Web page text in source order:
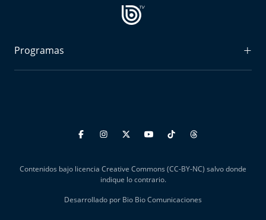
Programas
Podría Ser Peor
Entrevistas BioBioTV
Comentarios de Tomás Mosciatti
Contenidos bajo licencia Creative Commons (CC-BY-NC) salvo donde
indique lo contrario.
Desarrollado por Bio Bio Comunicaciones